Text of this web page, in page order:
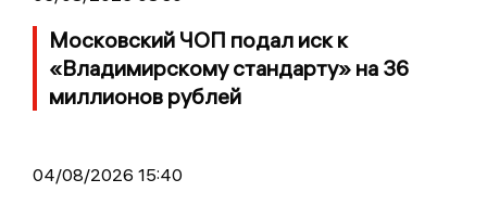
Московский ЧОП подал иск к
«Владимирскому стандарту» на 36
миллионов рублей
04/08/2026 15:40